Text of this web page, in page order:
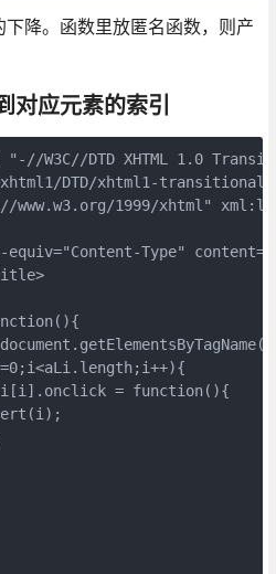
降。函数里放匿名函数，则产
对应元素的索引
"-//W3C//DTD XHTML 1.0
DTD/xhtml1-
www.w3.org/1999/xhtml"
equiv="Content-Type"
= function(){